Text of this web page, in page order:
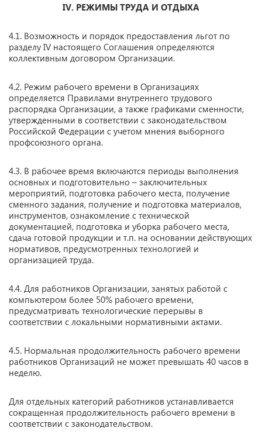
IV. РЕЖИМЫ ТРУДА И ОТДЫХА
4.1. Возможность и порядок предоставления льгот по
разделу IV настоящего Соглашения определяются
коллективным договором Организации.
4.2. Режим рабочего времени в Организациях
определяется Правилами внутреннего трудового
распорядка Организации, а также графиками сменности,
утвержденными в соответствии с законодательством
Российской Федерации с учетом мнения выборного
профсоюзного органа.
4.3. В рабочее время включаются периоды выполнения
основных и подготовительно – заключительных
мероприятий, подготовка рабочего места, получение
сменного задания, получение и подготовка материалов,
инструментов, ознакомление с технической
документацией, подготовка и уборка рабочего места,
сдача готовой продукции и т.п. на основании действующих
нормативов, предусмотренных технологией и
организацией труда.
4.4. Для работников Организации, занятых работой с
компьютером более 50% рабочего времени,
предусматривать технологические перерывы в
соответствии с локальными нормативными актами.
4.5. Нормальная продолжительность рабочего времени
работников Организаций не может превышать 40 часов в
неделю.
Для отдельных категорий работников устанавливается
сокращенная продолжительность рабочего времени в
соответствии с законодательством.